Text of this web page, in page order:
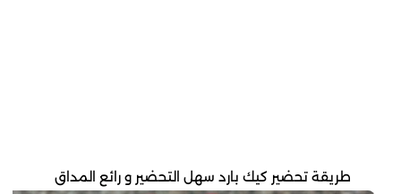
طريقة تحضير كيك بارد سهل التحضير و رائع المداق